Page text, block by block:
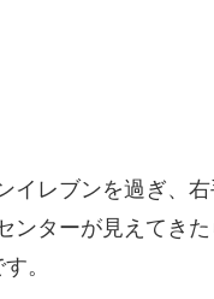
イレブンを過ぎ、
ンターが見えてき
。